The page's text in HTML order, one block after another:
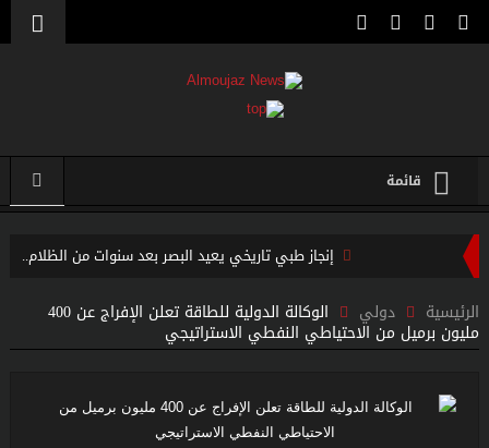
قائمة
إنجاز طبي تاريخي يعيد البصر بعد سنوات من الظلام..
الرئاسية..
“فيفا” يتراجع تحت ضغط العالم… وإنفانتينو يواجه إحدى أكبر
الرئيسية دولي الوكالة الدولية للطاقة تعلن الإفراج عن 400
مليون برميل من الاحتياطي النفطي الاستراتيجي